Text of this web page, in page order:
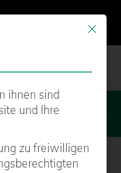
Mit
ihnen sind
und Ihre
zu freiwilligen